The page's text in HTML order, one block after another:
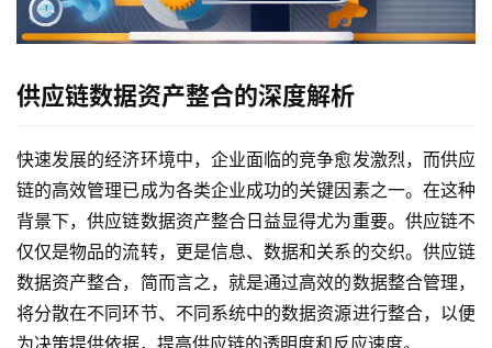
供应链数据资产整合的深度解析
快速发展的经济环境中，企业面临的竞争愈发激烈，而供应
链的高效管理已成为各类企业成功的关键因素之一。在这种
背景下，供应链数据资产整合日益显得尤为重要。供应链不
仅仅是物品的流转，更是信息、数据和关系的交织。供应链
数据资产整合，简而言之，就是通过高效的数据整合管理，
将分散在不同环节、不同系统中的数据资源进行整合，以便